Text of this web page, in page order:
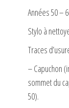
Années 50 –
Stylo à
Traces
– Capuchon
sommet du
50).